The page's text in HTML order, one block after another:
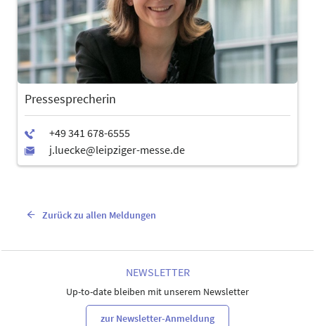
Pressesprecherin
Zurück zu allen Meldungen
NEWSLETTER
Up-to-date bleiben mit unserem Newsletter
zur Newsletter-Anmeldung